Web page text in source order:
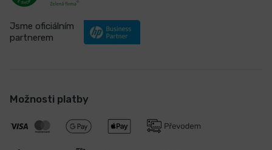
Jsme oficiálním
partnerem
Možnosti platby